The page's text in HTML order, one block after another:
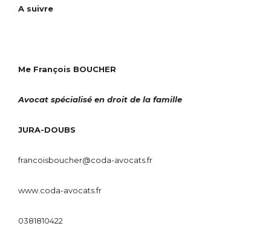
A suivre
Me François BOUCHER
Avocat spécialisé en droit de la famille
JURA-DOUBS
francoisboucher@coda-avocats.fr
www.coda-avocats.fr
0381810422